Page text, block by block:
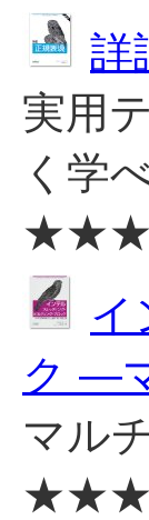
詳
実用
く学
イ
ク —
マル